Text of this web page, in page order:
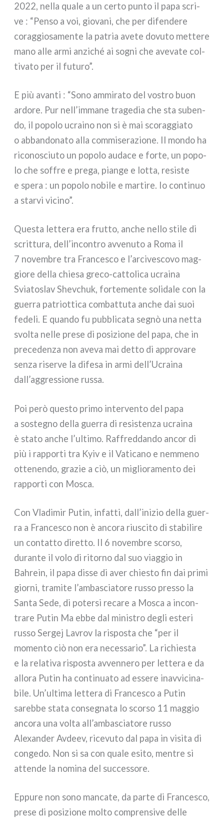
2022, nel­la qua­le a un cer­to pun­to il papa scri­
ve : “Penso a voi, gio­va­ni, che per difen­de­re
corag­gio­sa­men­te la patria ave­te dovu­to met­te­re
mano alle armi anzi­ché ai sogni che ave­va­te col­
ti­va­to per il futu­ro”.
E più avan­ti : “Sono ammi­ra­to del vostro buon
ardo­re. Pur nell’immane tra­ge­dia che sta suben­
do, il popo­lo ucrai­no non si è mai sco­rag­gia­to
o abban­do­na­to alla com­mi­se­ra­zio­ne. Il mon­do ha
rico­no­sciu­to un popo­lo auda­ce e for­te, un popo­
lo che sof­fre e pre­ga, pian­ge e lot­ta, resi­ste
e spe­ra : un popo­lo nobi­le e mar­ti­re. Io con­ti­nuo
a star­vi vici­no”.
Questa let­te­ra era frut­to, anche nel­lo sti­le di
scrit­tu­ra, dell’incontro avve­nu­to a Roma il
7 novem­bre tra Francesco e l’arcivescovo mag­
gio­re del­la chie­sa greco-cattolica ucrai­na
Sviatoslav Shevchuk, for­te­men­te soli­da­le con la
guer­ra patriot­ti­ca com­bat­tu­ta anche dai suoi
fede­li. E quan­do fu pub­bli­ca­ta segnò una net­ta
svol­ta nel­le pre­se di posi­zio­ne del papa, che in
pre­ce­den­za non ave­va mai det­to di appro­va­re
sen­za riser­ve la dife­sa in armi dell’Ucraina
dall’aggressione rus­sa.
Poi però que­sto pri­mo inter­ven­to del papa
a soste­gno del­la guer­ra di resi­sten­za ucrai­na
è sta­to anche l’ultimo. Raffreddando ancor di
più i rap­por­ti tra Kyiv e il Vaticano e nem­me­no
otte­nen­do, gra­zie a ciò, un miglio­ra­men­to dei
rap­por­ti con Mosca.
Con Vladimir Putin, infat­ti, dall’inizio del­la guer­
ra a Francesco non è anco­ra riu­sci­to di sta­bi­li­re
un con­tat­to diret­to. Il 6 novem­bre scor­so,
duran­te il volo di ritor­no dal suo viag­gio in
Bahrein, il papa dis­se di aver chie­sto fin dai pri­mi
gior­ni, tra­mi­te l’ambasciatore rus­so pres­so la
Santa Sede, di poter­si reca­re a Mosca a incon­
tra­re Putin Ma ebbe dal mini­stro degli este­ri
rus­so Sergej Lavrov la rispo­sta che “per il
momen­to ciò non era neces­sa­rio”. La richie­sta
e la rela­ti­va rispo­sta avven­ne­ro per let­te­ra e da
allo­ra Putin ha con­ti­nua­to ad esse­re inav­vi­ci­na­
bi­le. Un’ultima let­te­ra di Francesco a Putin
sareb­be sta­ta con­se­gna­ta lo scor­so 11 mag­gio
anco­ra una vol­ta all’ambasciatore rus­so
Alexander Avdeev, rice­vu­to dal papa in visi­ta di
con­ge­do. Non si sa con qua­le esi­to, men­tre si
atten­de la nomi­na del suc­ces­so­re.
Eppure non sono man­ca­te, da par­te di Francesco,
pre­se di posi­zio­ne mol­to com­pren­si­ve del­le